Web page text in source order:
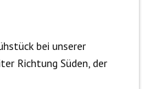
bei unserer
Richtung Süden, der